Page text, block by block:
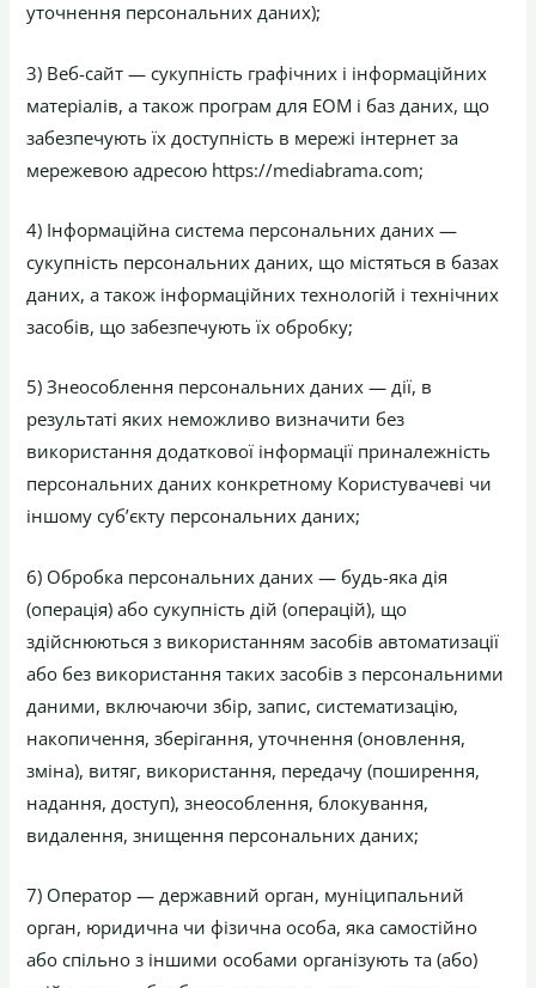
уточнення персональних даних);
3) Веб-сайт — сукупність графічних і інформаційних
матеріалів, а також програм для ЕОМ і баз даних, що
забезпечують їх доступність в мережі інтернет за
мережевою адресою https://mediabrama.com;
4) Інформаційна система персональних даних —
сукупність персональних даних, що містяться в базах
даних, а також інформаційних технологій і технічних
засобів, що забезпечують їх обробку;
5) Знеособлення персональних даних — дії, в
результаті яких неможливо визначити без
використання додаткової інформації приналежність
персональних даних конкретному Користувачеві чи
іншому суб’єкту персональних даних;
6) Обробка персональних даних — будь-яка дія
(операція) або сукупність дій (операцій), що
здійснюються з використанням засобів автоматизації
або без використання таких засобів з персональними
даними, включаючи збір, запис, систематизацію,
накопичення, зберігання, уточнення (оновлення,
зміна), витяг, використання, передачу (поширення,
надання, доступ), знеособлення, блокування,
видалення, знищення персональних даних;
7) Оператор — державний орган, муніципальний
орган, юридична чи фізична особа, яка самостійно
або спільно з іншими особами організують та (або)